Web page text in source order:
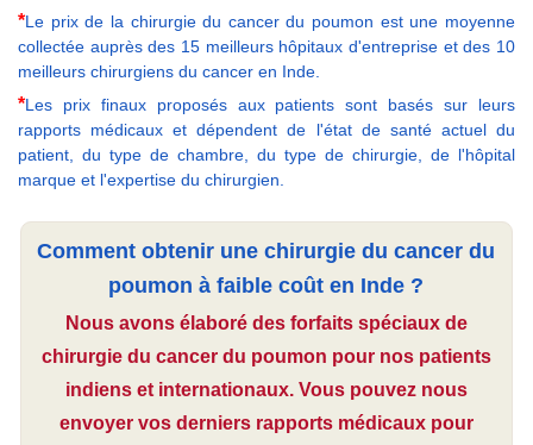
*Le prix de la chirurgie du cancer du poumon est une moyenne
collectée auprès des 15 meilleurs hôpitaux d'entreprise et des 10
meilleurs chirurgiens du cancer en Inde.
*Les prix finaux proposés aux patients sont basés sur leurs
rapports médicaux et dépendent de l'état de santé actuel du
patient, du type de chambre, du type de chirurgie, de l'hôpital
marque et l'expertise du chirurgien.
Comment obtenir une chirurgie du cancer du
poumon à faible coût en Inde ?
Nous avons élaboré des forfaits spéciaux de
chirurgie du cancer du poumon pour nos patients
indiens et internationaux. Vous pouvez nous
envoyer vos derniers rapports médicaux pour